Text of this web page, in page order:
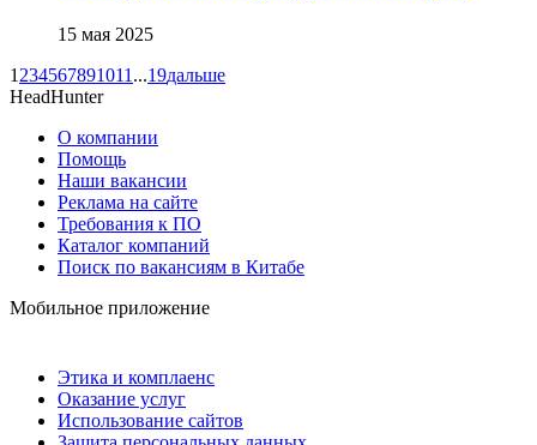
15 мая 2025
1 234567891011 ...19дальше
HeadHunter
О компании
Помощь
Наши вакансии
Реклама на сайте
Требования к ПО
Каталог компаний
Поиск по вакансиям в Китабе
Мобильное приложение
Этика и комплаенс
Оказание услуг
Использование сайтов